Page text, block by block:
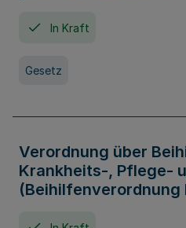
In Kraft
Gesetz
Verordnung über
Krankheits-, Pflege-
(Beihilfenverordnung